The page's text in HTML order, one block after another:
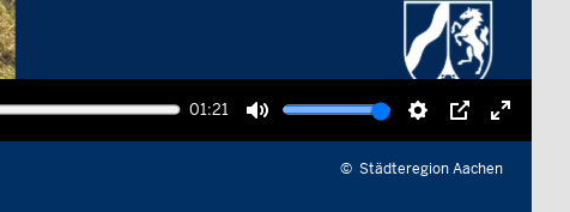
01:21
Ton
stummschalten
Einstellungen
Picture-
in-
© Städteregion Aachen